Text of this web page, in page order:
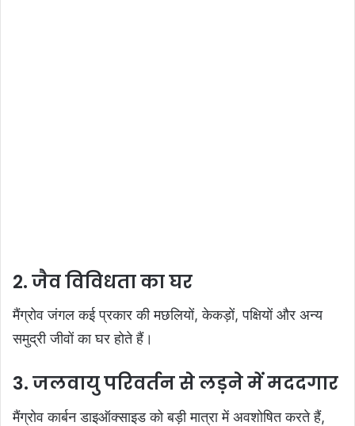
2. जैव विविधता का घर
मैंग्रोव जंगल कई प्रकार की मछलियों, केकड़ों, पक्षियों और अन्य
समुद्री जीवों का घर होते हैं।
3. जलवायु परिवर्तन से लड़ने में मददगार
मैंग्रोव कार्बन डाइऑक्साइड को बड़ी मात्रा में अवशोषित करते हैं,